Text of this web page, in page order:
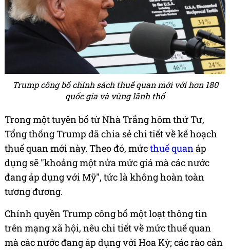
Trump công bố chính sách thuế quan mới với hơn 180
quốc gia và vùng lãnh thổ
Trong một tuyên bố từ Nhà Trắng hôm thứ Tư,
Tổng thống Trump đã chia sẻ chi tiết về kế hoạch
thuế quan mới này. Theo đó, mứcthuế quanáp
dụng sẽ "khoảng một nửa mức giá mà các nước
đang áp dụng với Mỹ", tức là không hoàn toàn
tương đương.
Chính quyền Trump công bố một loạt thông tin
trên mạng xã hội, nêu chi tiết về mức thuế quan
mà các nước đang áp dụng với Hoa Kỳ; các rào cản